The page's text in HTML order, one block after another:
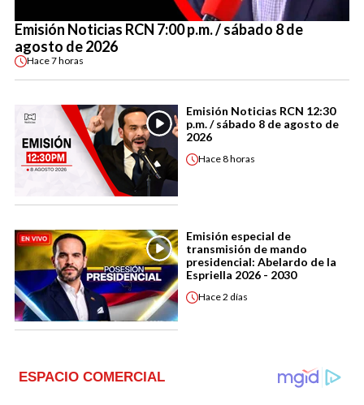
Emisión Noticias RCN 7:00 p.m. / sábado 8 de
agosto de 2026
Hace7 horas
Emisión Noticias RCN 12:30
p.m. / sábado 8 de agosto de
2026
Hace8 horas
Emisión especial de
transmisión de mando
presidencial: Abelardo de la
Espriella 2026 - 2030
Hace2 días